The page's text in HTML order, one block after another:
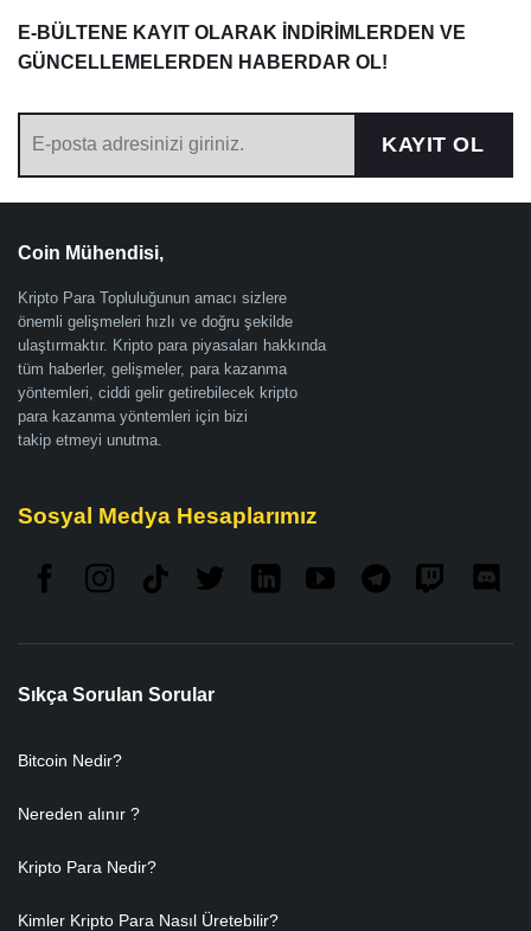
E-BÜLTENE KAYIT OLARAK İNDİRİMLERDEN VE
GÜNCELLEMELERDEN HABERDAR OL!
KAYIT OL
Coin Mühendisi,
Kripto Para Topluluğunun amacı sizlere
önemli gelişmeleri hızlı ve doğru şekilde
ulaştırmaktır. Kripto para piyasaları hakkında
tüm haberler, gelişmeler, para kazanma
yöntemleri, ciddi gelir getirebilecek kripto
para kazanma yöntemleri için bizi
takip etmeyi unutma.
Sosyal Medya Hesaplarımız
Sıkça Sorulan Sorular
Bitcoin Nedir?
Nereden alınır ?
Kripto Para Nedir?
Kimler Kripto Para Nasıl Üretebilir?